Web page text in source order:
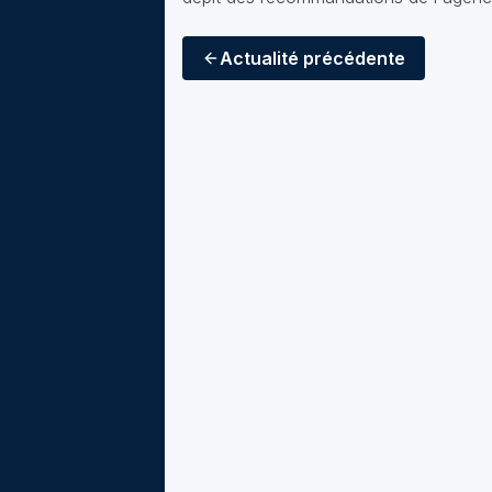
Actualité précédente